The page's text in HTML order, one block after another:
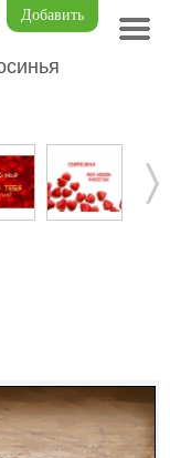
Добавить